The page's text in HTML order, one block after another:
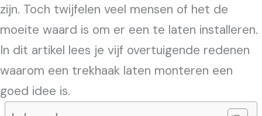
zijn. Toch twijfelen veel mensen of het de
moeite waard is om er een te laten installeren.
In dit artikel lees je vijf overtuigende redenen
waarom een trekhaak laten monteren een
goed idee is.